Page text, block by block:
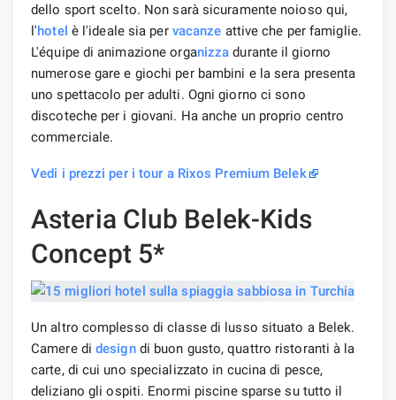
dello sport scelto. Non sarà sicuramente noioso qui,
l'hotel è l'ideale sia per vacanze attive che per famiglie.
L'équipe di animazione organizza durante il giorno
numerose gare e giochi per bambini e la sera presenta
uno spettacolo per adulti. Ogni giorno ci sono
discoteche per i giovani. Ha anche un proprio centro
commerciale.
Vedi i prezzi per i tour a Rixos Premium Belek
Asteria Club Belek-Kids
Concept 5*
Un altro complesso di classe di lusso situato a Belek.
Camere di designdi buon gusto, quattro ristoranti à la
carte, di cui uno specializzato in cucina di pesce,
deliziano gli ospiti. Enormi piscine sparse su tutto il